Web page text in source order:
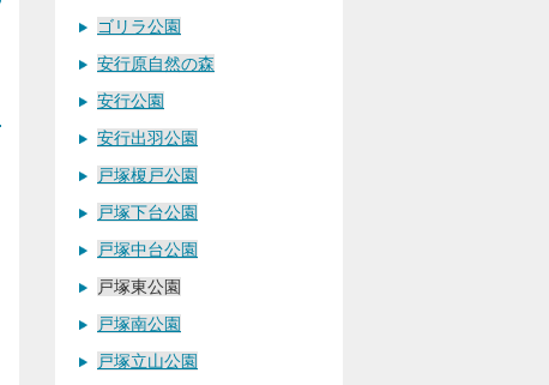
ゴリラ公園
安行原自然の森
安行公園
安行出羽公園
戸塚榎戸公園
戸塚下台公園
戸塚中台公園
戸塚東公園
戸塚南公園
戸塚立山公園